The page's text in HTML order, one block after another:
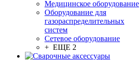
Медицинское оборудование
Оборудование для
газораспределительных
систем
Сетевое оборудование
+ ЕЩЕ 2